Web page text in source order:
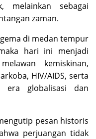
melainkan sebagai
zaman.
di medan tempur
hari ini menjadi
kemiskinan,
HIV/AIDS, serta
era globalisasi dan
pesan historis
perjuangan tidak